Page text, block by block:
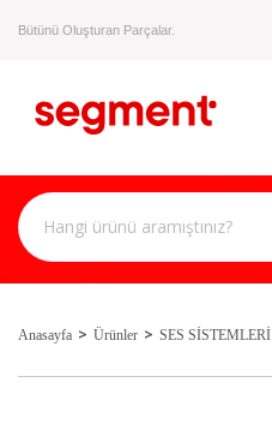
Bütünü Oluşturan Parçalar.
Anasayfa Ürünler SES SİSTEMLERİ